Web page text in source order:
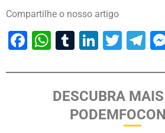
Compartilhe o nosso artigo
Facebook
WhatsApp
Tumblr
DESCUBRA